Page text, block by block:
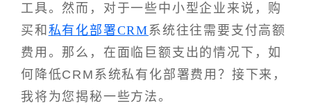
工具。然而，对于一些中小型企业来说，购
买和 私有化部署CRM 系统往往需要支付高额
费用。那么，在面临巨额支出的情况下，如
何降低CRM系统私有化部署费用？接下来，
我将为您揭秘一些方法。